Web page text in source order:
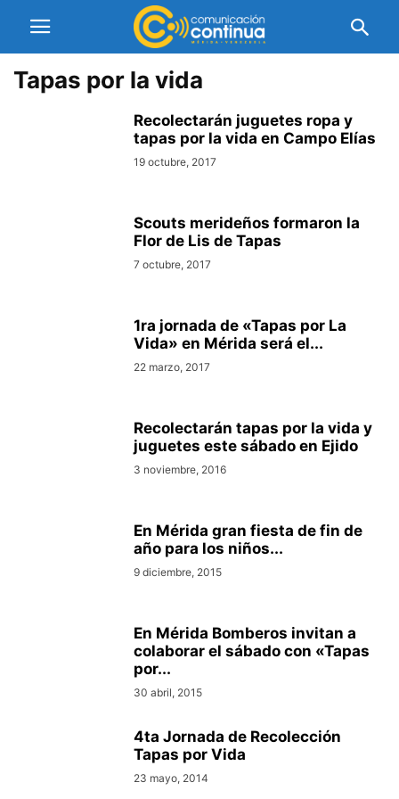
Tapas por la vida
Recolectarán juguetes ropa y
tapas por la vida en Campo Elías
19 octubre, 2017
Scouts merideños formaron la
Flor de Lis de Tapas
7 octubre, 2017
1ra jornada de «Tapas por La
Vida» en Mérida será el...
22 marzo, 2017
Recolectarán tapas por la vida y
juguetes este sábado en Ejido
3 noviembre, 2016
En Mérida gran fiesta de fin de
año para los niños...
9 diciembre, 2015
En Mérida Bomberos invitan a
colaborar el sábado con «Tapas
por...
30 abril, 2015
4ta Jornada de Recolección
Tapas por Vida
23 mayo, 2014